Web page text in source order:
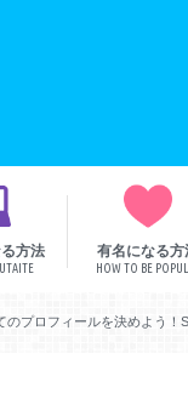
方法 有名になる方
HOW TO BE
のプロフィールを決めよう